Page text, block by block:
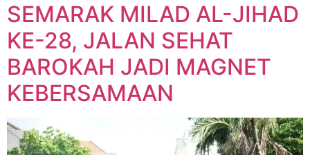
SEMARAK MILAD AL-JIHAD
KE-28, JALAN SEHAT
BAROKAH JADI MAGNET
KEBERSAMAAN